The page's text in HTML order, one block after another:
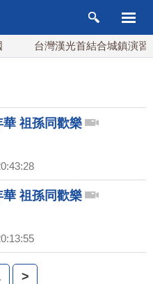
台灣漢光首結合城鎮演習
祖孫同歡樂
祖孫同歡樂
>